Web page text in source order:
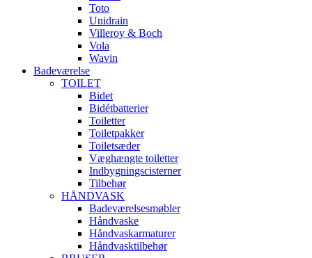
Toto
Unidrain
Villeroy & Boch
Vola
Wavin
Badeværelse
TOILET
Bidet
Bidétbatterier
Toiletter
Toiletpakker
Toiletsæder
Væghængte toiletter
Indbygningscisterner
Tilbehør
HÅNDVASK
Badeværelsesmøbler
Håndvaske
Håndvaskarmaturer
Håndvasktilbehør